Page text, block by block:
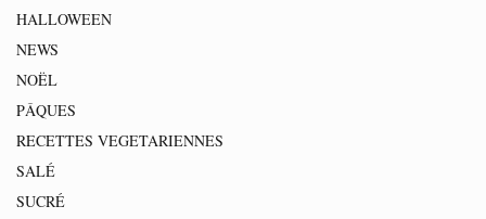
HALLOWEEN
NEWS
NOËL
PÂQUES
RECETTES VEGETARIENNES
SALÉ
SUCRÉ